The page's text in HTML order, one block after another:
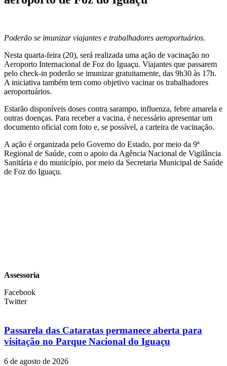
Poderão se imunizar viajantes e trabalhadores aeroportuários.
Nesta quarta-feira (20), será realizada uma ação de vacinação no
Aeroporto Internacional de Foz do Iguaçu. Viajantes que passarem
pelo check-in poderão se imunizar gratuitamente, das 9h30 às 17h.
A iniciativa também tem como objetivo vacinar os trabalhadores
aeroportuários.
Estarão disponíveis doses contra sarampo, influenza, febre amarela e
outras doenças. Para receber a vacina, é necessário apresentar um
documento oficial com foto e, se possível, a carteira de vacinação.
A ação é organizada pelo Governo do Estado, por meio da 9ª
Regional de Saúde, com o apoio da Agência Nacional de Vigilância
Sanitária e do município, por meio da Secretaria Municipal de Saúde
de Foz do Iguaçu.
Assessoria
Facebook
Twitter
Passarela das Cataratas permanece aberta para
visitação no Parque Nacional do Iguaçu
6 de agosto de 2026